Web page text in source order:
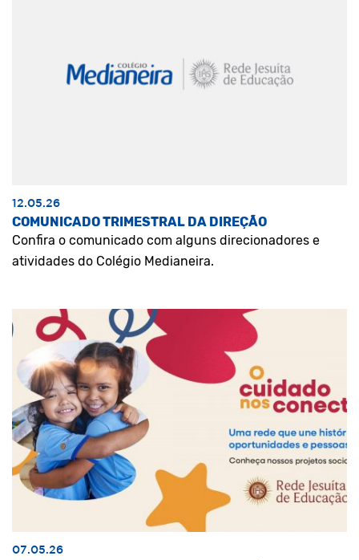
12.05.26
COMUNICADO TRIMESTRAL DA DIREÇÃO
Confira o comunicado com alguns direcionadores e
atividades do Colégio Medianeira.
07.05.26